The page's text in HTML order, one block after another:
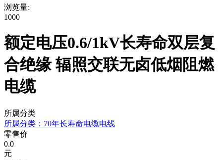
浏览量:
1000
额定电压0.6/1kV长寿命双层复
合绝缘 辐照交联无卤低烟阻燃
电缆
所属分类
所属分类： 70年长寿命电缆电线
零售价
0.0
元